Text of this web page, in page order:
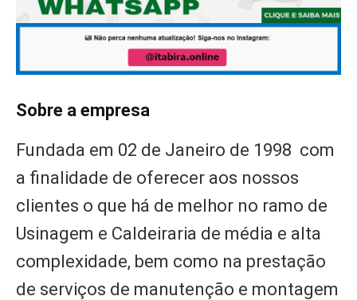
Sobre a empresa
Fundada em 02 de Janeiro de 1998 com
a finalidade de oferecer aos nossos
clientes o que há de melhor no ramo de
Usinagem e Caldeiraria de média e alta
complexidade, bem como na prestação
de serviços de manutenção e montagem